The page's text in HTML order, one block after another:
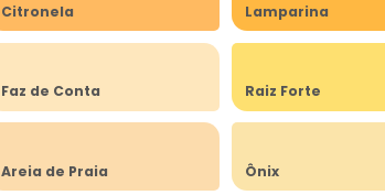
Citronela Lamparina
Faz de Conta Raiz Forte
Areia de Praia Ônix